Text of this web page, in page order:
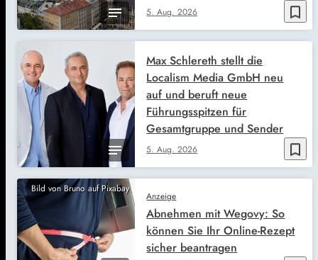
bookmark_border
5. Aug. 2026
bookmark_border
5. Aug. 2026
Max Schlereth stellt die
Localism Media GmbH neu
auf und beruft neue
Führungsspitzen für
Gesamtgruppe und Sender
Bild von Bruno auf Pixabay
Anzeige
Abnehmen mit Wegovy: So
können Sie Ihr Online-Rezept
sicher beantragen